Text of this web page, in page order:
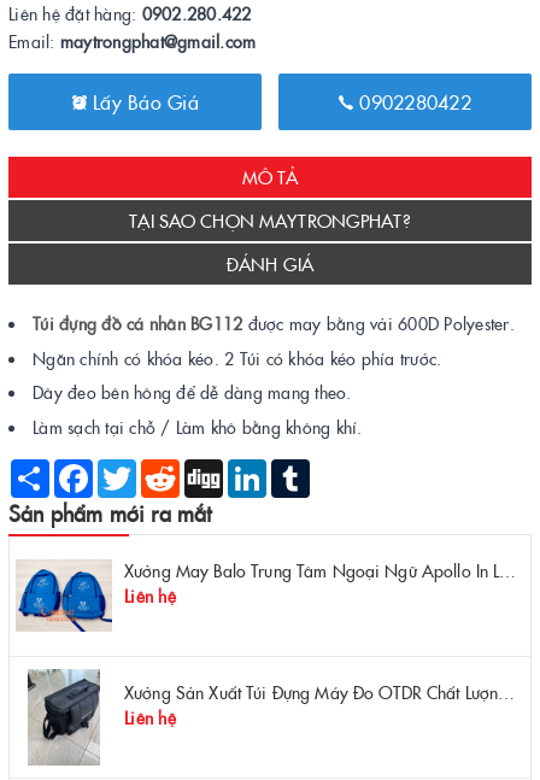
Liên hệ đặt hàng: 0902.280.422
Email: maytrongphat@gmail.com
Lấy Báo Giá 0902280422
MÔ TẢ
TẠI SAO CHỌN MAYTRONGPHAT?
ĐÁNH GIÁ
Túi đựng đồ cá nhân BG112 được may bằng vải 600D Polyester.
Ngăn chính có khóa kéo. 2 Túi có khóa kéo phía trước.
Dây đeo bên hông để dễ dàng mang theo.
Làm sạch tại chỗ / Làm khô bằng không khí.
Share Facebook
Twitter Reddit Digg LinkedIn
Sản phẩm mới ra mắt
Xưởng May Balo Trung Tâm Ngoại Ngữ Apollo In Logo Giá Rẻ Tại Xưởng
Liên hệ
Xưởng Sản Xuất Túi Đựng Máy Đo OTDR Chất Lượng – Chống Va Đập, Giá Tận Xưởng
Liên hệ